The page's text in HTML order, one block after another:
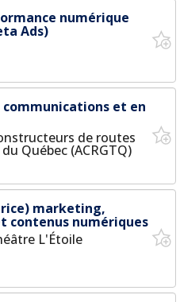
numérique
Ads)
et en
de routes
Québec (ACRGTQ)
marketing,
contenus numériques
L'Étoile